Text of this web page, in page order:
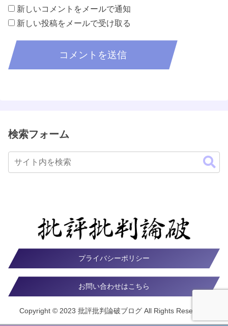
新しいコメントをメールで通知
新しい投稿をメールで受け取る
検索フォーム
プライバシーポリシー
お問い合わせはこちら
Copyright © 2023 批評批判論破ブログ All Rights Reserved.